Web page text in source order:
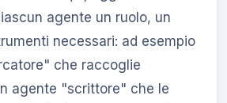
agente un ruolo, un
necessari: ad esempio
che raccoglie
agente "scrittore" che le